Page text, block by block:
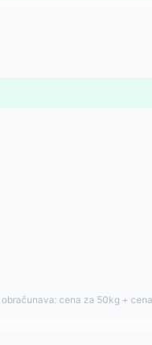
cena za 50kg +